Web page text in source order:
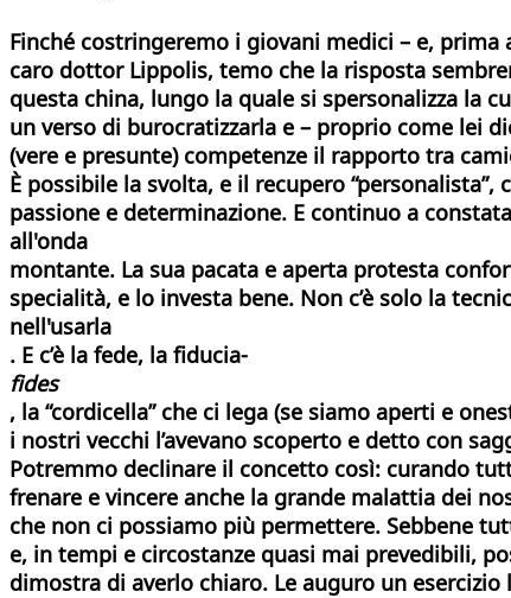
Finché costringeremo i giovani medici – e,
caro dottor Lippolis, temo che la risposta
questa china, lungo la quale si spersonalizza la
un verso di burocratizzarla e – proprio come lei
(vere e presunte) competenze il rapporto tra
È possibile la svolta, e il recupero
passione e determinazione. E continuo a
all'onda
montante. La sua pacata e aperta protesta
specialità, e lo investa bene. Non c’è solo la
nell'usarla
. E c’è la fede, la fiducia-
fides
, la “cordicella” che ci lega (se siamo aperti e
i nostri vecchi l’avevano scoperto e detto con
Potremmo declinare il concetto così: curando
frenare e vincere anche la grande malattia dei
che non ci possiamo più permettere. Sebbene
e, in tempi e circostanze quasi mai prevedibili,
dimostra di averlo chiaro. Le auguro un